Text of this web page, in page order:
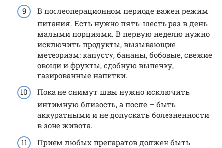
В послеоперационном периоде важен режим
питания. Есть нужно пять-шесть раз в день
малыми порциями. В первую неделю нужно
исключить продукты, вызывающие
метеоризм: капусту, бананы, бобовые, свежие
овощи и фрукты, сдобную выпечку,
газированные напитки.
Пока не снимут швы нужно исключить
интимную близость, а после – быть
аккуратными и не допускать болезненности
в зоне живота.
Прием любых препаратов должен быть